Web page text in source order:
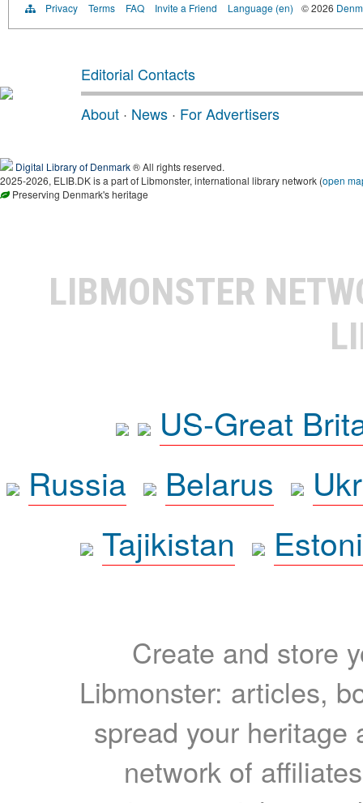
Privacy Terms FAQ Invite a Friend Language (en) © 2026
Editorial Contacts
About · News · For Advertisers
Digital Library of Denmark® All rights reserved.
2025-2026, ELIB.DK is a part of Libmonster, international library network (open
Preserving Denmark's heritage
LIBMONSTER
US-Great
Russia
Belarus
Tajikistan
Create and store
Libmonster: articles,
spread your heritage
network of